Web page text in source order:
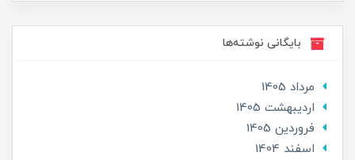
بایگانی نوشته‌ها
مرداد 1405
ارديبهشت 1405
فروردین 1405
اسفند 1404